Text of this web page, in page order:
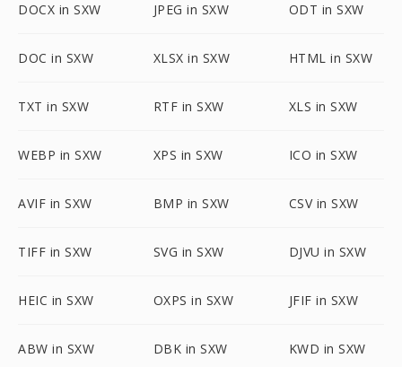
DOCX in SXW JPEG in SXW ODT in SXW
DOC in SXW XLSX in SXW HTML in SXW
TXT in SXW RTF in SXW XLS in SXW
WEBP in SXW XPS in SXW ICO in SXW
AVIF in SXW BMP in SXW CSV in SXW
TIFF in SXW SVG in SXW DJVU in SXW
HEIC in SXW OXPS in SXW JFIF in SXW
ABW in SXW DBK in SXW KWD in SXW